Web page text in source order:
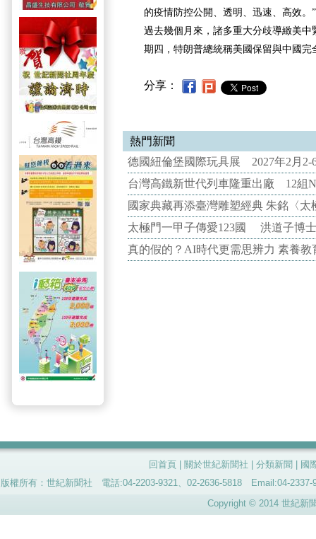
的疫情防控公開、透明、迅速、高效。”
過去幾個月來，諸多重大分歧導緻美
期四，特朗普總統稱美國保留與中國完
分享：
熱門新聞
德國紐倫堡國際玩具展 2027年2月2-
台灣高鐵新世代列車隆重出廠 12組
國家典藏再添臺灣雕塑經典 朱銘〈
太極門一甲子傳愛123國 洪道子博
真的假的？AI時代更需思辨力 素養
回首頁 關於世紀新聞社 分類新聞
國
版權所有：世紀新聞社 電話:04-2203-9321、02-2636-5818 Email:04-
Copyright © 2014 世紀新